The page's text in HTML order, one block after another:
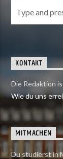
KONTAKT
Die Redaktion
Wie du uns
MITMACHEN
Du studierst in